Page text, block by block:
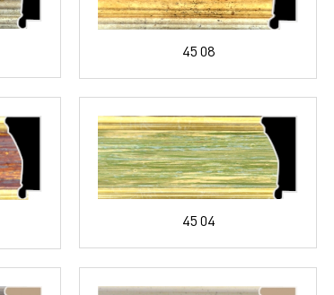
45 08
45 04